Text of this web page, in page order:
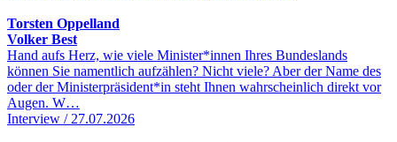
Torsten Oppelland
Volker Best
Hand aufs Herz, wie viele Minister*innen Ihres Bundeslands
können Sie namentlich aufzählen? Nicht viele? Aber der Name des
oder der Ministerpräsident*in steht Ihnen wahrscheinlich direkt vor
Augen. W…
Interview / 27.07.2026